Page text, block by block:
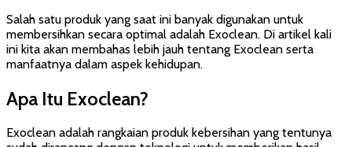
Salah satu produk yang saat ini banyak digunakan untuk
membersihkan secara optimal adalah Exoclean. Di artikel kali
ini kita akan membahas lebih jauh tentang Exoclean serta
manfaatnya dalam aspek kehidupan.
Apa Itu Exoclean?
Exoclean adalah rangkaian produk kebersihan yang tentunya